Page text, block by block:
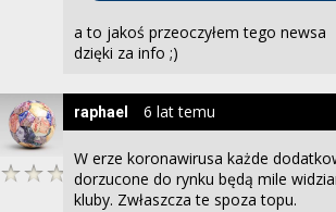
a to jakoś przeoczyłem tego newsa
dzięki za info ;)
W erze koronawirusa każde
dorzucone do rynku będą mile
kluby. Zwłaszcza te spoza topu.
raphael 6 lat temu